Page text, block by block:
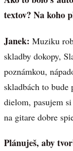
textov? Na koho
Janek: Muziku
skladby dokopy,
poznámkou,
skladbách to
dielom, pasujem
na gitare dobre
Plánuješ, aby